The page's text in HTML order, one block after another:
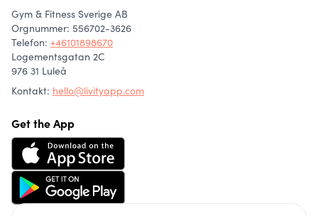
Gym & Fitness Sverige AB
Orgnummer: 556702-3626
Telefon: +46101898670
Logementsgatan 2C
976 31 Luleå
Kontakt: hello@livityapp.com
Get the App